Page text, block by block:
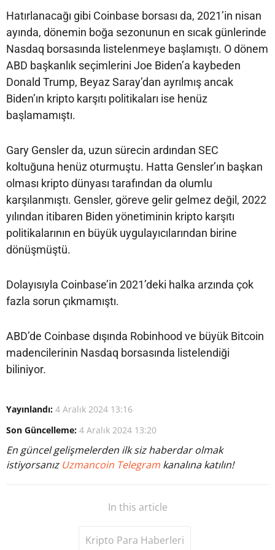
Hatırlanacağı gibi Coinbase borsası da, 2021’in nisan
ayında, dönemin boğa sezonunun en sıcak günlerinde
Nasdaq borsasında listelenmeye başlamıştı. O dönem
ABD başkanlık seçimlerini Joe Biden’a kaybeden
Donald Trump, Beyaz Saray’dan ayrılmış ancak
Biden’ın kripto karşıtı politikaları ise henüz
başlamamıştı.
Gary Gensler da, uzun sürecin ardından SEC
koltuğuna henüz oturmuştu. Hatta Gensler’ın başkan
olması kripto dünyası tarafından da olumlu
karşılanmıştı. Gensler, göreve gelir gelmez değil, 2022
yılından itibaren Biden yönetiminin kripto karşıtı
politikalarının en büyük uygulayıcılarından birine
dönüşmüştü.
Dolayısıyla Coinbase’in 2021’deki halka arzında çok
fazla sorun çıkmamıştı.
ABD’de Coinbase dışında Robinhood ve büyük Bitcoin
madencilerinin Nasdaq borsasında listelendiği
biliniyor.
Yayınlandı: 4 Aralık 2024 13:16
Son Güncelleme: 4 Aralık 2024 13:20
En güncel gelişmelerden ilk siz haberdar olmak
istiyorsanız Uzmancoin Telegram kanalına katılın!
In this article
Kripto Para Haberleri